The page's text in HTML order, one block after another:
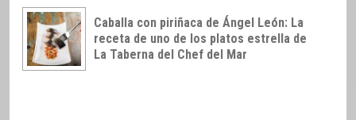
Caballa con piriñaca de Ángel León: La
receta de uno de los platos estrella de
La Taberna del Chef del Mar